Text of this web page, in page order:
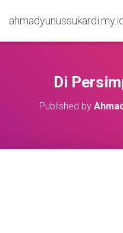
ahmadyunussukardi.my.id
Di
Published by